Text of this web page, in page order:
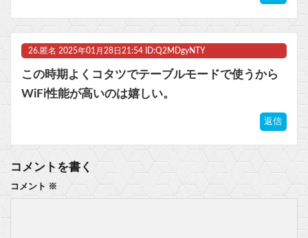
26. 匿名 2025年01月28日21:54 ID:Q2MDgyNTY
この時期よくコタツでテーブルモードで使うから
WiFi性能が高いのは嬉しい。
返信
コメントを書く
コメント ※